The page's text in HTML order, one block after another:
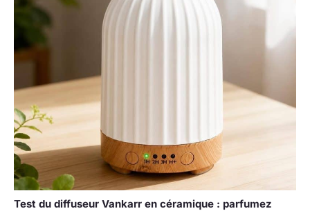
Test du diffuseur Vankarr en céramique : parfumez